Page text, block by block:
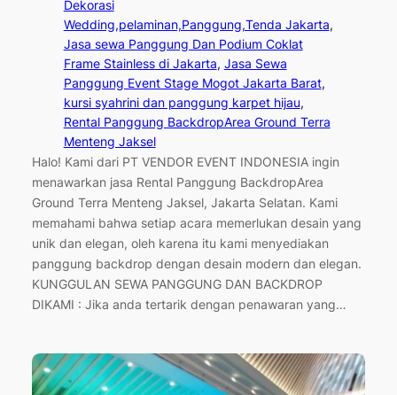
Dekorasi
Wedding,pelaminan,Panggung,Tenda Jakarta
Jasa sewa Panggung Dan Podium Coklat
Frame Stainless di Jakarta, Jasa Sewa
Panggung Event Stage Mogot Jakarta Barat
kursi syahrini dan panggung karpet hijau
Rental Panggung BackdropArea Ground Terra
Menteng Jaksel
Halo! Kami dari PT VENDOR EVENT INDONESIA ingin
menawarkan jasa Rental Panggung BackdropArea
Ground Terra Menteng Jaksel, Jakarta Selatan. Kami
memahami bahwa setiap acara memerlukan desain yang
unik dan elegan, oleh karena itu kami menyediakan
panggung backdrop dengan desain modern dan elegan.
KUNGGULAN SEWA PANGGUNG DAN BACKDROP
DIKAMI : Jika anda tertarik dengan penawaran yang…